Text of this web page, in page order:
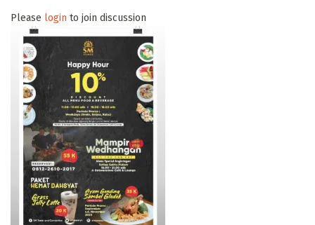
Please login to join discussion